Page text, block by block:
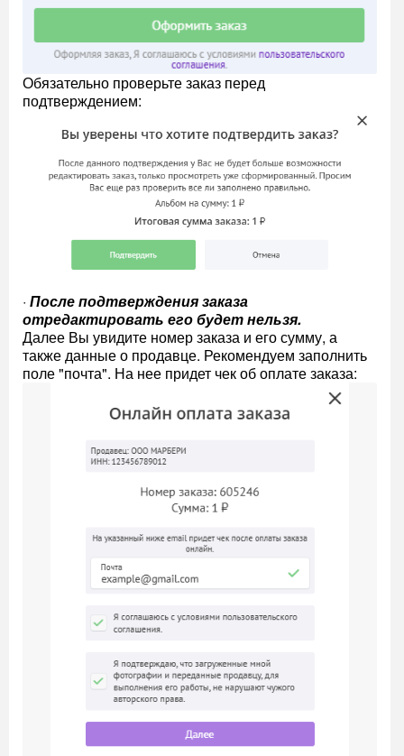
Обязательно проверьте заказ перед
подтверждением:
· После подтверждения заказа
отредактировать его будет нельзя.
Далее Вы увидите номер заказа и его сумму, а
также данные о продавце. Рекомендуем заполнить
поле "почта". На нее придет чек об оплате заказа: